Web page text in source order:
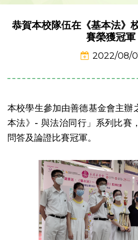
恭賀本校隊伍在《基本法》
賽榮獲冠軍
2022/08/
本校學生參加由善德基金會主辦
本法》- 與法治同行」系列比賽
問答及論證比賽冠軍。